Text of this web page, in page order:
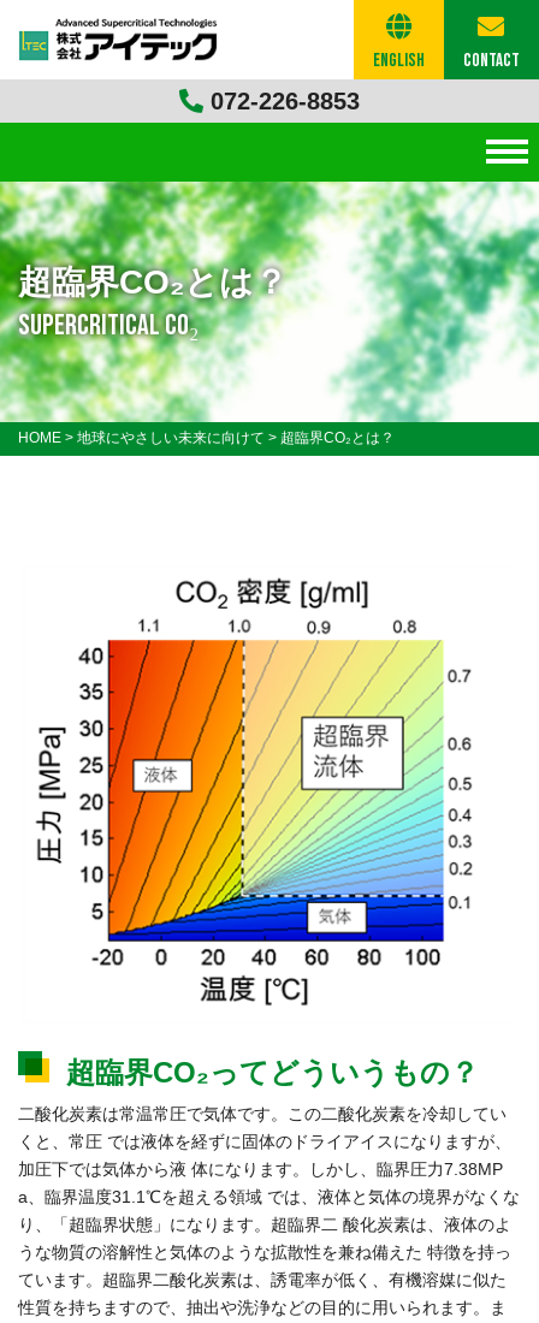
072-226-8853
English Contact
超臨界CO₂とは？
Supercritical CO₂
HOME >地球にやさしい未来に向けて > 超臨界CO₂とは？
超臨界CO₂ってどういうもの？
二酸化炭素は常温常圧で気体です。この二酸化炭素を冷却してい
くと、常圧 では液体を経ずに固体のドライアイスになりますが、
加圧下では気体から液 体になります。しかし、臨界圧力7.38MP
a、臨界温度31.1℃を超える領域 では、液体と気体の境界がなくな
り、「超臨界状態」になります。超臨界二 酸化炭素は、液体のよ
うな物質の溶解性と気体のような拡散性を兼ね備えた 特徴を持っ
ています。超臨界二酸化炭素は、誘電率が低く、有機溶媒に似た
性質を持ちますので、抽出や洗浄などの目的に用いられます。ま